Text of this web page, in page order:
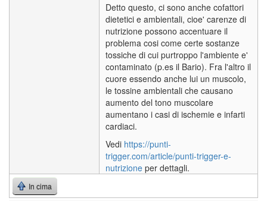
Detto questo, ci sono anche cofattori
dietetici e ambientali, cioe' carenze di
nutrizione possono accentuare il
problema cosi come certe sostanze
tossiche di cui purtroppo l'ambiente e'
contaminato (p.es il Bario). Fra l'altro il
cuore essendo anche lui un muscolo,
le tossine ambientali che causano
aumento del tono muscolare
aumentano i casi di ischemie e infarti
cardiaci.
Vedi https://punti-
trigger.com/article/punti-trigger-e-
nutrizione per dettagli.
In cima